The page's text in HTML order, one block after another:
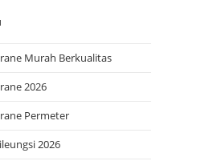
Murah Berkualitas
2026
Permeter
2026